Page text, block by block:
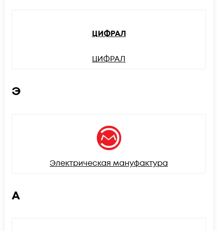
ЦИФРАЛ
ЦИФРАЛ
Э
Электрическая мануфактура
A